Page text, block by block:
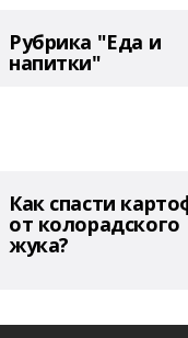
Рубрика "Еда и
напитки"
Как спасти
от колорадского
жука?